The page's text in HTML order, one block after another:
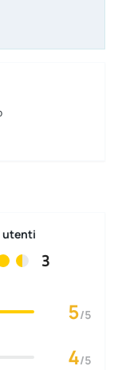
utenti
3
5/5
4/5